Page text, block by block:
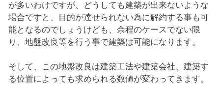
が多いわけですが、どうしても建築が出来ないような
場合ですと、目的が達せられない為に解約する事も可
能となるのでしょうけども、余程のケースでない限
り、地盤改良等を行う事で建築は可能になります。
そして、この地盤改良は建築工法や建築会社、建築す
る位置によっても求められる数値が変わってきます。